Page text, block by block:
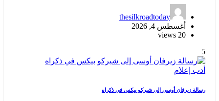
thesilkroadtoday
أغسطس 4, 2026
20 views
5
أدب إعلام
رسالة زيرفان أوسى إلى شيركو بيكس في ذكراه